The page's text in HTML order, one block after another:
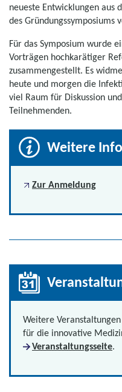
neueste Entwicklungen aus
des Gründungssymposiums
Für das Symposium wurde
Vorträgen hochkarätiger
zusammengestellt. Es
heute und morgen die
viel Raum für Diskussion
Teilnehmenden.
Weitere
Zur Anmeldung
Weitere
für die innovative
Veranstaltungsseite.